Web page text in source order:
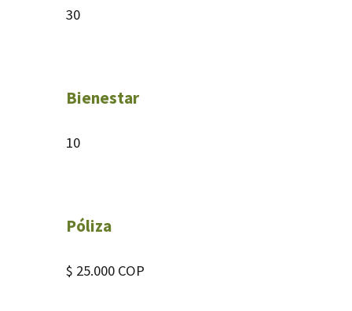
30
Bienestar
10
Póliza
$ 25.000 COP